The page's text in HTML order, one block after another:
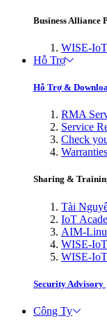
Business Alliance
WISE-IoT
Hỗ Trợ
Hỗ Trợ &
RMA
Service
Check
Warranties
Sharing &
Tài
IoT
AIM-
WISE-
WISE-
Security Advisory
Công Ty